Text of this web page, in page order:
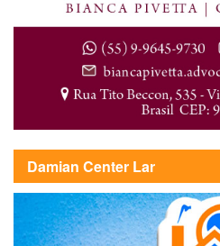
Damian Center Lar